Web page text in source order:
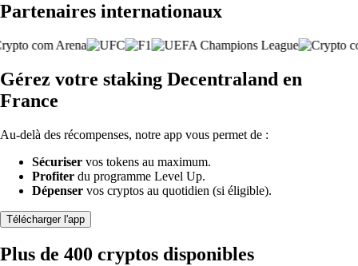
Partenaires internationaux
Gérez votre staking Decentraland en
France
Au-delà des récompenses, notre app vous permet de :
Sécuriser vos tokens au maximum.
Profiter du programme Level Up.
Dépenser vos cryptos au quotidien (si éligible).
Télécharger l'app
Plus de 400 cryptos disponibles